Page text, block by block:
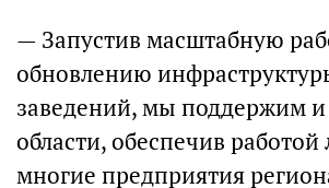
— Запустив масштабную
обновлению
заведений, мы поддержим
области, обеспечив
многие предприятия